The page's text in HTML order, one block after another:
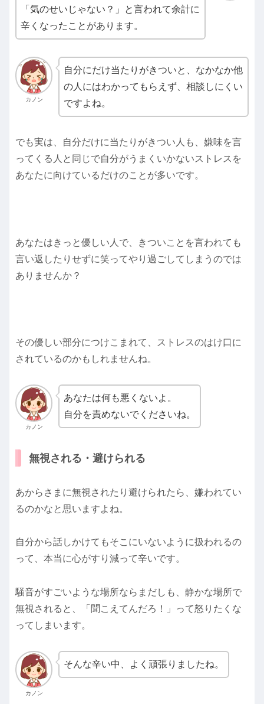
「気のせいじゃない？」と言われて余計に
辛くなったことがあります。
カノン
自分にだけ当たりがきついと、なかなか他
の人にはわかってもらえず、相談しにくい
ですよね。
でも実は、自分だけに当たりがきつい人も、嫌味を言
ってくる人と同じで自分がうまくいかないストレスを
あなたに向けているだけのことが多いです。
あなたはきっと優しい人で、きついことを言われても
言い返したりせずに笑ってやり過ごしてしまうのでは
ありませんか？
その優しい部分につけこまれて、ストレスのはけ口に
されているのかもしれませんね。
カノン
あなたは何も悪くないよ。
自分を責めないでくださいね。
無視される・避けられる
あからさまに無視されたり 避けられたら、嫌われてい
るのかなと思いますよね。
自分から話しかけてもそこにいないように扱われるの
って、本当に心がすり減って辛いです。
騒音がすごいような場所ならまだしも、静かな場所で
無視されると、「聞こえてんだろ！」って怒りたくな
ってしまいます。
カノン
そんな辛い中、よく頑張りましたね。